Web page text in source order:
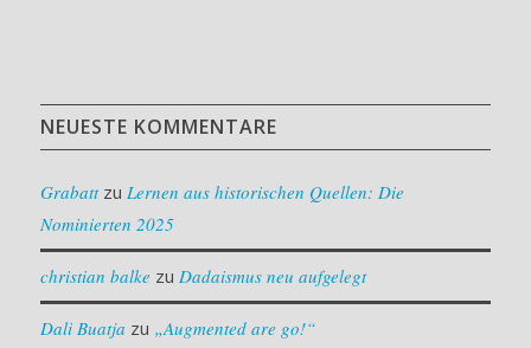
NEUESTE KOMMENTARE
Grabattzu Lernen aus historischen Quellen: Die
Nominierten 2025
christian balke zu Dadaismus neu aufgelegt
Dali Buatja zu „Augmented are go!“